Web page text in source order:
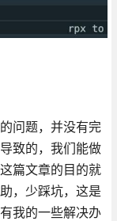
问题，并没有完
致的，我们能做
篇文章的目的就
，少踩坑，这是
我的一些解决办